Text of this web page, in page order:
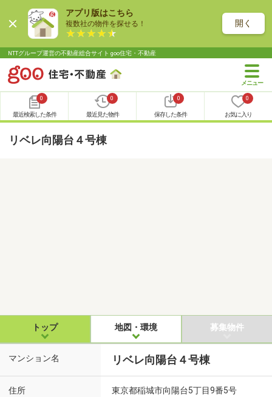
アプリ版はこちら
複数社の物件を探せる！ 開く
NTTグループ運営の不動産総合サイト goo住宅・不動産
0
最近検索した条件
0
最近見た物件
0
保存した条件
0
お気に入り
リベレ向陽台４号棟
トップ 地図・環境 募集物件
マンション名 リベレ向陽台４号棟
住所 東京都稲城市向陽台5丁目9番5号